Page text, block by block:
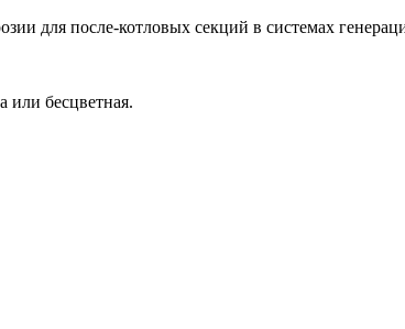
для после-котловых секций в системах
бесцветная.